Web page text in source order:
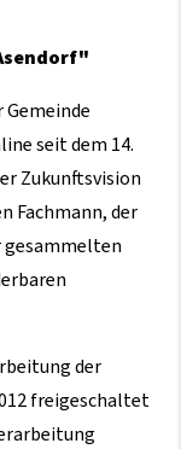
seit dem 14.
Zukunftsvision
Fachmann, der
gesammelten
der
freigeschaltet